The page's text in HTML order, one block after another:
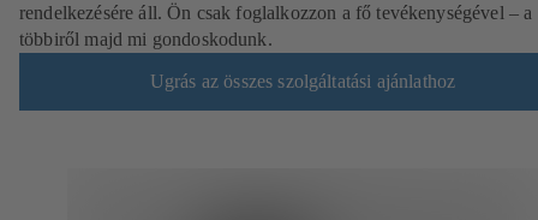
rendelkezésére áll. Ön csak foglalkozzon a fő tevékenységével – a
többiről majd mi gondoskodunk.
Ugrás az összes szolgáltatási ajánlathoz